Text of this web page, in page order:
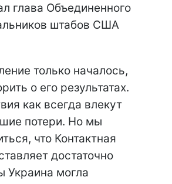
глава Объединенного
штабов США
только началось,
о его результатах.
как всегда влекут
потери. Но мы
что Контактная
достаточно
Украина могла